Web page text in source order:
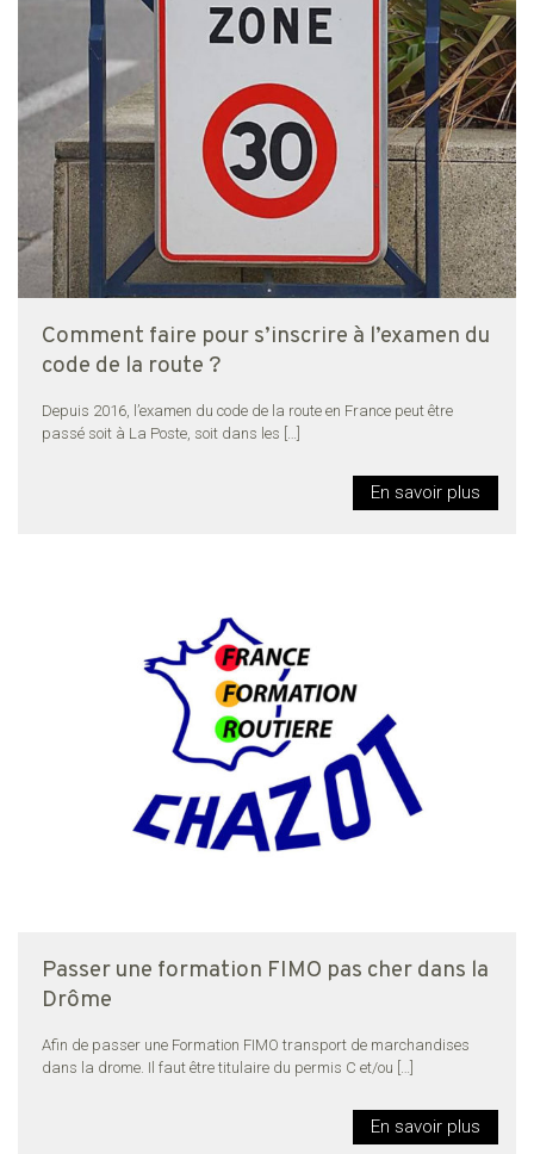
Comment faire pour s’inscrire à l’examen du
code de la route ?
Depuis 2016, l’examen du code de la route en France peut être
passé soit à La Poste, soit dans les […]
En savoir plus
Passer une formation FIMO pas cher dans la
Drôme
Afin de passer une Formation FIMO transport de marchandises
dans la drome. Il faut être titulaire du permis C et/ou
En savoir plus